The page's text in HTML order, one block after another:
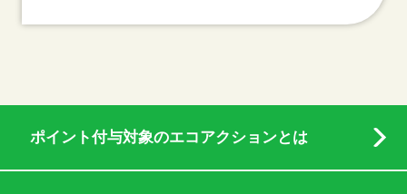
ポイント付与対象のエコアクションとは